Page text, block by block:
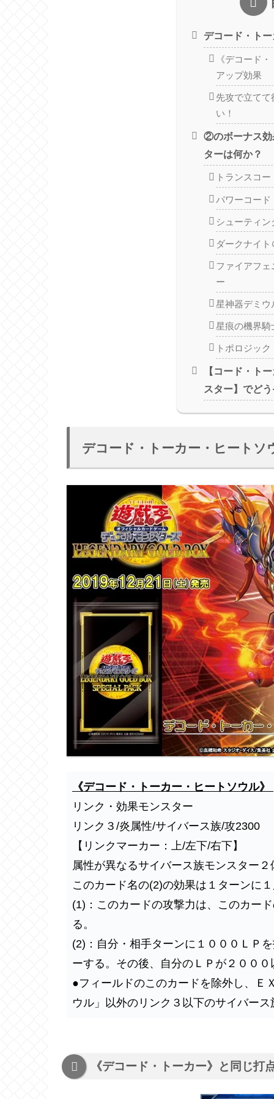
デコード・ト
《デコード
アップ効果
先攻で立てて
い！
②のボーナス効
ターは何か？
トランスコ
パワーコード
シューティ
ダークナイ
ファイアフ
ー
星神器デミウ
星痕の機界騎
トポロジッ
【コード・ト
スター】でど
デコード・トーカー・ヒートソ
《デコード・トーカー・ヒートソウル》
リンク・効果モンスター
リンク３/炎属性/サイバース族/攻2300
【リンクマーカー：上/左下/右下】
属性が異なるサイバース族モンスター２
このカード名の(2)の効果は１ターンに
(1)：このカードの攻撃力は、このカー
る。
(2)：自分・相手ターンに１０００ＬＰ
ーする。 その後、自分のＬＰが２００
●フィールドのこのカードを除外し、
Ｅ
ウル」以外の リンク３以下のサイバー
《デコード・トーカー》と同じ打